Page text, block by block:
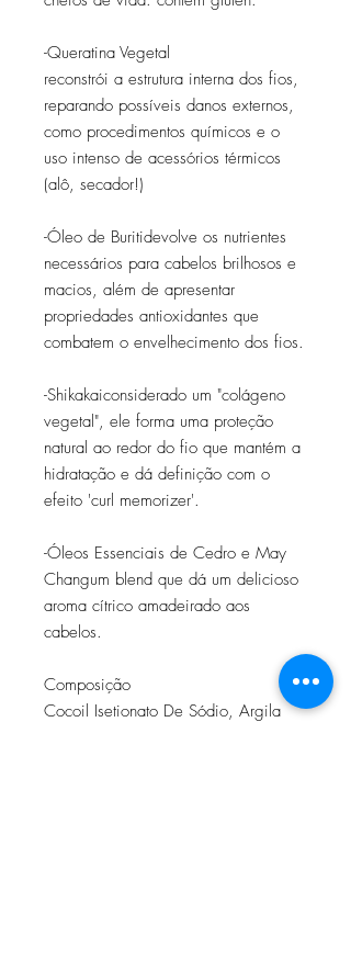
-Queratina Vegetal
reconstrói a estrutura interna dos fios,
reparando possíveis danos externos,
como procedimentos químicos e o
uso intenso de acessórios térmicos
(alô, secador!)
-Óleo de Buritidevolve os nutrientes
necessários para cabelos brilhosos e
macios, além de apresentar
propriedades antioxidantes que
combatem o envelhecimento dos fios.
-Shikakaiconsiderado um "colágeno
vegetal", ele forma uma proteção
natural ao redor do fio que mantém a
hidratação e dá definição com o
efeito 'curl memorizer'.
-Óleos Essenciais de Cedro e May
Changum blend que dá um delicioso
aroma cítrico amadeirado aos
cabelos.
Composição
Cocoil Isetionato De Sódio, Argila